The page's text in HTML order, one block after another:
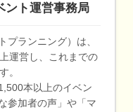
ント運営事務局
プランニング）は、
運営し、これまでの
。
本以上のイベン
参加者の声」や「マ